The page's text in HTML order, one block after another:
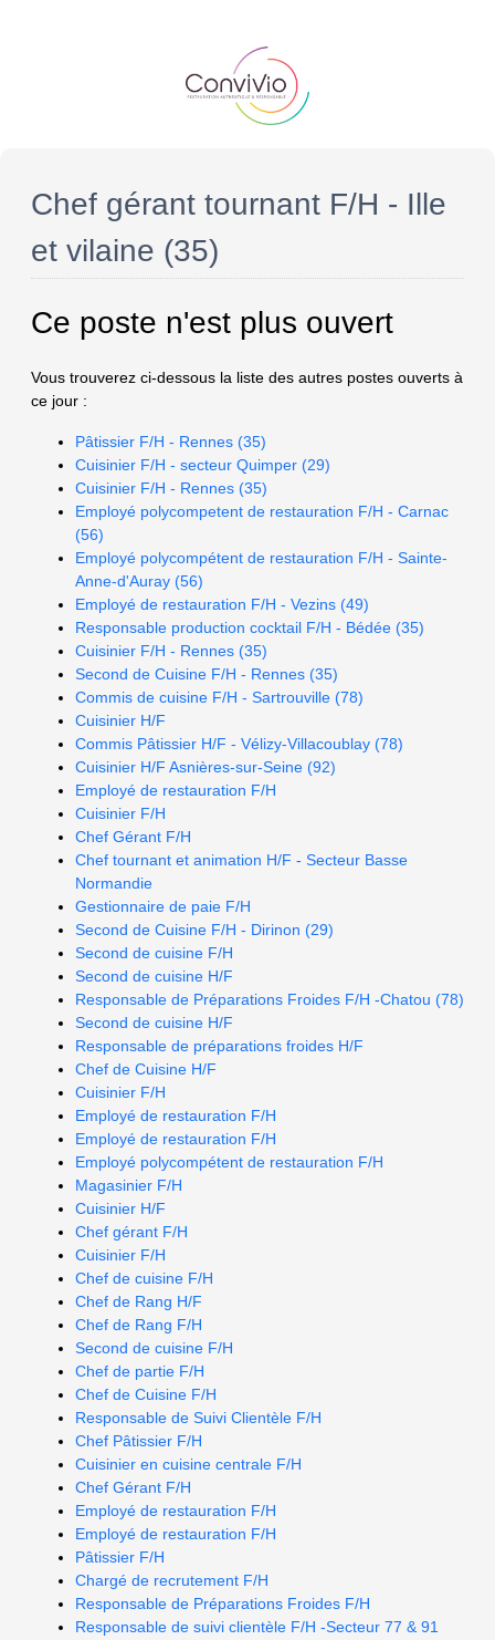
Chef gérant tournant F/H - Ille
et vilaine (35)
Ce poste n'est plus ouvert
Vous trouverez ci-dessous la liste des autres postes ouverts à
ce jour :
Pâtissier F/H - Rennes (35)
Cuisinier F/H - secteur Quimper (29)
Cuisinier F/H - Rennes (35)
Employé polycompetent de restauration F/H - Carnac
(56)
Employé polycompétent de restauration F/H - Sainte-
Anne-d'Auray (56)
Employé de restauration F/H - Vezins (49)
Responsable production cocktail F/H - Bédée (35)
Cuisinier F/H - Rennes (35)
Second de Cuisine F/H - Rennes (35)
Commis de cuisine F/H - Sartrouville (78)
Cuisinier H/F
Commis Pâtissier H/F - Vélizy-Villacoublay (78)
Cuisinier H/F Asnières-sur-Seine (92)
Employé de restauration F/H
Cuisinier F/H
Chef Gérant F/H
Chef tournant et animation H/F - Secteur Basse
Normandie
Gestionnaire de paie F/H
Second de Cuisine F/H - Dirinon (29)
Second de cuisine F/H
Second de cuisine H/F
Responsable de Préparations Froides F/H -Chatou (78)
Second de cuisine H/F
Responsable de préparations froides H/F
Chef de Cuisine H/F
Cuisinier F/H
Employé de restauration F/H
Employé de restauration F/H
Employé polycompétent de restauration F/H
Magasinier F/H
Cuisinier H/F
Chef gérant F/H
Cuisinier F/H
Chef de cuisine F/H
Chef de Rang H/F
Chef de Rang F/H
Second de cuisine F/H
Chef de partie F/H
Chef de Cuisine F/H
Responsable de Suivi Clientèle F/H
Chef Pâtissier F/H
Cuisinier en cuisine centrale F/H
Chef Gérant F/H
Employé de restauration F/H
Employé de restauration F/H
Pâtissier F/H
Chargé de recrutement F/H
Responsable de Préparations Froides F/H
Responsable de suivi clientèle F/H -Secteur 77 & 91